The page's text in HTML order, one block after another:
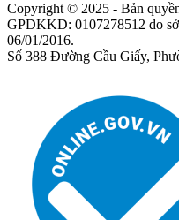
Copyright © 2025 - Bản
GPDKKD: 0107278512 do
06/01/2016.
Số 388 Đường Cầu Giấy,